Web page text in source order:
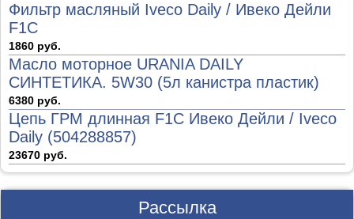
Фильтр масляный Iveco Daily / Ивеко Дейли
F1C
1860 руб.
Масло моторное URANIA DAILY
СИНТЕТИКА. 5W30 (5л канистра пластик)
6380 руб.
Цепь ГРМ длинная F1C Ивеко Дейли / Iveco
Daily (504288857)
23670 руб.
Рассылка